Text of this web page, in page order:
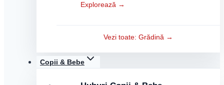
Explorează →
Vezi toate: Grădină →
Copii & Bebe